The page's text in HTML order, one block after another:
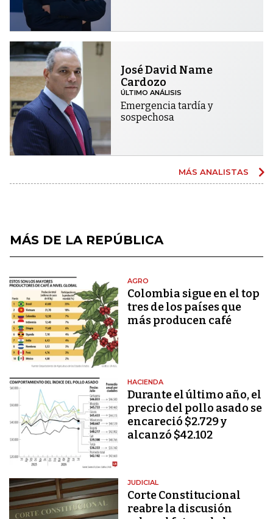
José David Name
Cardozo
ÚLTIMO ANÁLISIS
Emergencia tardía y
sospechosa
MÁS ANALISTAS
MÁS DE LA REPÚBLICA
AGRO
Colombia sigue en el top
tres de los países que
más producen café
HACIENDA
Durante el último año, el
precio del pollo asado se
encareció $2.729 y
alcanzó $42.102
JUDICIAL
Corte Constitucional
reabre la discusión